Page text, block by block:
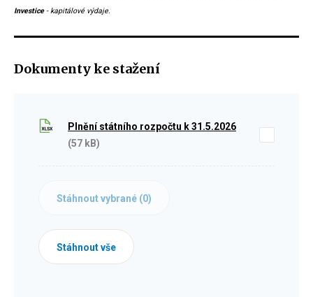
Investice- kapitálové výdaje.
Dokumenty ke stažení
Plnění státního rozpočtu k 31.5.2026
(57 kB)
Stáhnout vybrané (0)
Stáhnout vše